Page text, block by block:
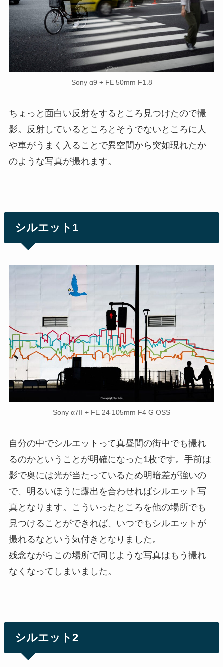
Sony α9 + FE 50mm F1.8
ちょっと面白い反射をするところ見つけたので撮
影。反射しているところとそうでないところに人
や車がうまく入ることで異空間から突如現れたか
のような写真が撮れます。
シルエット1
Sony α7II + FE 24-105mm F4 G OSS
自分の中でシルエットって真昼間の街中でも撮れ
るのかということが明確になった1枚です。手前は
影で奥には光が当たっているため明暗差が強いの
で、明るいほうに露出を合わせればシルエット写
真となります。こういったところを他の場所でも
見つけることができれば、いつでもシルエットが
撮れるなという気付きとなりました。
残念ながらこの場所で同じような写真はもう撮れ
なくなってしまいました。
シルエット2